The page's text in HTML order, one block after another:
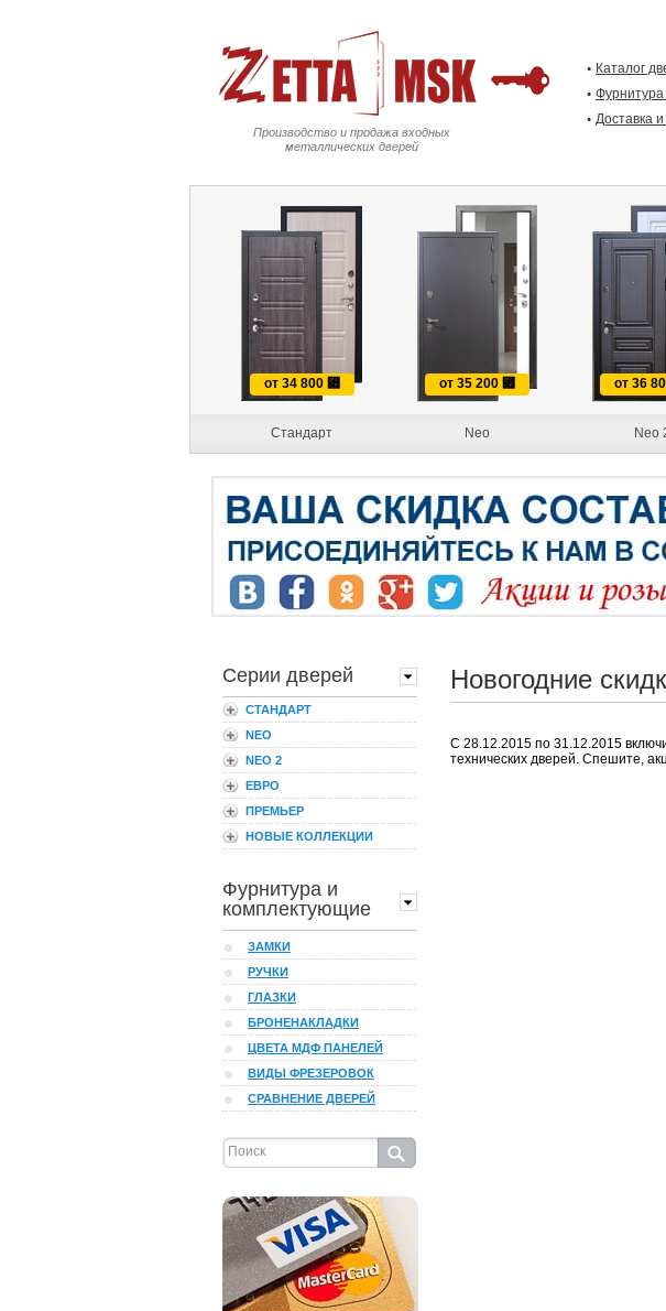
Производство и продажа входных
металлических дверей
Каталог
Доставка
от 34 800 ⃏
Стандарт
от 35 200 ⃏
Neo
от 36
Neo
Серии дверей
СТАНДАРТ
NEO
NEO 2
ЕВРО
ПРЕМЬЕР
НОВЫЕ КОЛЛЕКЦИИ
Фурнитура и
комплектующие
ЗАМКИ
РУЧКИ
ГЛАЗКИ
БРОНЕНАКЛАДКИ
ЦВЕТА МДФ ПАНЕЛЕЙ
ВИДЫ ФРЕЗЕРОВОК
СРАВНЕНИЕ ДВЕРЕЙ
Новогодние
С 28.12.2015 по 31.12.2015
технических дверей. Спешите,